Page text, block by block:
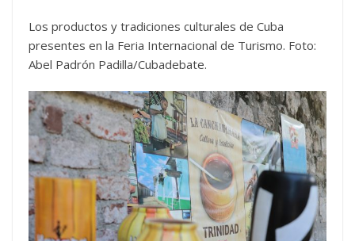
Los productos y tradiciones culturales de Cuba
presentes en la Feria Internacional de Turismo. Foto:
Abel Padrón Padilla/Cubadebate.